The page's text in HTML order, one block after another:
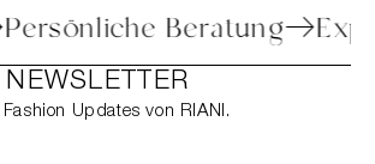
Persönliche Beratung
Updates von RIANI.